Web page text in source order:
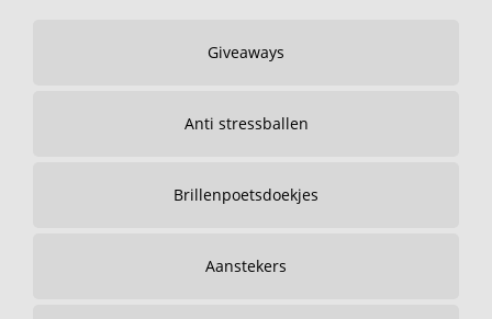
Giveaways
Anti stressballen
Brillenpoetsdoekjes
Aanstekers